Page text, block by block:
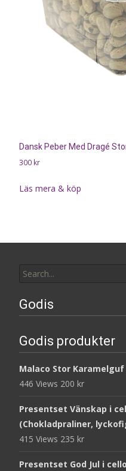
Dansk Peber Med Dragé
300 kr
Läs mera & köp
for:
Godis
Godis produkter
Malaco Stor
446 Views 200 kr
Presentset Vänskap i
(Chokladpraliner,
415 Views 235 kr
Presentset God Jul i